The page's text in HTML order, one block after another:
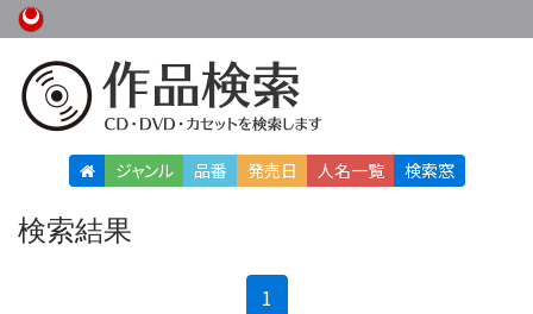
ジャンル 品番 発売日 人名一覧 検索窓
検索結果
1